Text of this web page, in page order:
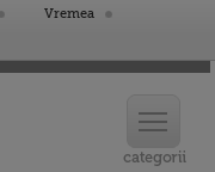
Vremea